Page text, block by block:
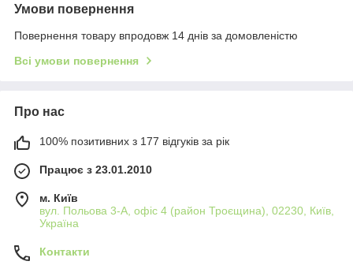
Умови повернення
Повернення товару впродовж 14 днів за домовленістю
Всі умови повернення
Про нас
100% позитивних з 177 відгуків за рік
Працює з 23.01.2010
м. Київ
вул. Польова 3-А, офіс 4 (район Троєщина), 02230, Київ,
Україна
Контакти